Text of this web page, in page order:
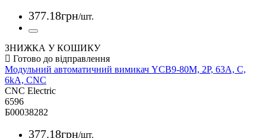
377.18грн/шт.
ЗНИЖКА У КОШИКУ
Модульний автоматичний вимикач YCB9-80M, 2Р, 63А, С,
6kА, CNC
CNC Electric
6596
Б00038282
377.18грн/шт.